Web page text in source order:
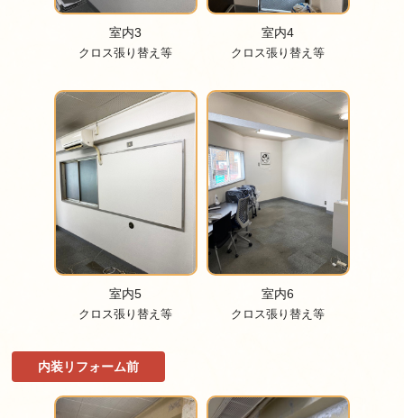
室内3
クロス張り替え等
室内4
クロス張り替え等
室内5
クロス張り替え等
室内6
クロス張り替え等
内装リフォーム前